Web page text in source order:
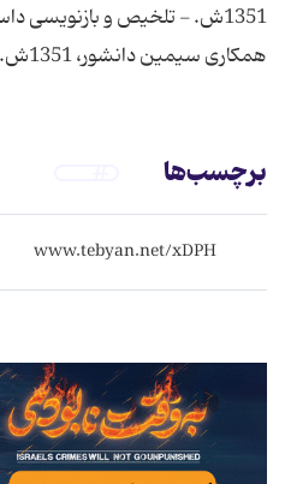
1351ش. - تلخیص و بازنویسی
همکاری سیمین دانشور، 1351ش.
برچسب‌ها